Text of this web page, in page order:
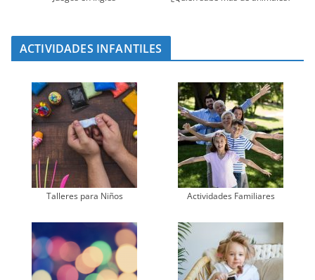
ACTIVIDADES INFANTILES
Talleres para Niños Actividades Familiares